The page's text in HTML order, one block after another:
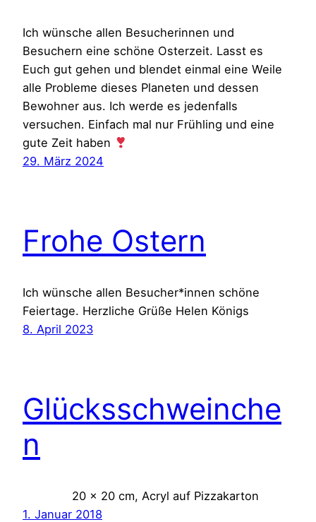
Ich wünsche allen Besucherinnen und
Besuchern eine schöne Osterzeit. Lasst es
Euch gut gehen und blendet einmal eine Weile
alle Probleme dieses Planeten und dessen
Bewohner aus. Ich werde es jedenfalls
versuchen. Einfach mal nur Frühling und eine
gute Zeit haben
29. März 2024
Frohe Ostern
Ich wünsche allen Besucher*innen schöne
Feiertage. Herzliche Grüße Helen Königs
8. April 2023
Glücksschweinche
n
20 x 20 cm, Acryl auf Pizzakarton
1. Januar 2018